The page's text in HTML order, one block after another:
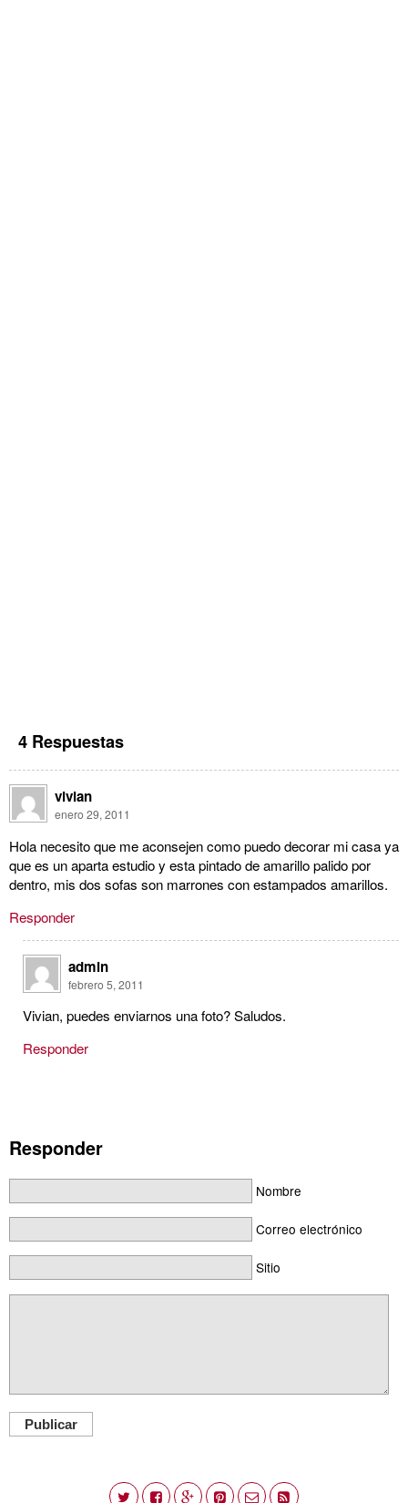
4 Respuestas
vivian
enero 29, 2011
Hola necesito que me aconsejen como puedo decorar mi casa ya
que es un aparta estudio y esta pintado de amarillo palido por
dentro, mis dos sofas son marrones con estampados amarillos.
Responder
admin
febrero 5, 2011
Vivian, puedes enviarnos una foto? Saludos.
Responder
Responder
Nombre
Correo electrónico
Sitio
Publicar